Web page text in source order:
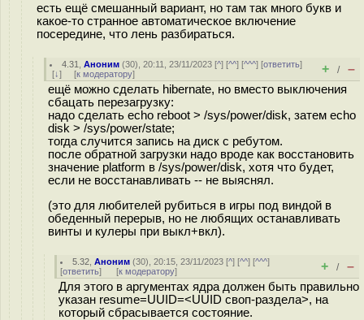
есть ещё смешанный вариант, но там так много букв и
какое-то странное автоматическое включение
посередине, что лень разбираться.
4.31 ,Аноним (30), 20:11, 23/11/2023 [^] [^^] [^^^] [ответить]
[↓] [к модератору] + / –
ещё можно сделать hibernate, но вместо выключения
сбацать перезагрузку:
надо сделать echo reboot > /sys/power/disk, затем echo
disk > /sys/power/state;
тогда случится запись на диск с ребутом.
после обратной загрузки надо вроде как восстановить
значение platform в /sys/power/disk, хотя что будет,
если не восстанавливать -- не выяснял.
(это для любителей рубиться в игры под виндой в
обеденный перерыв, но не любящих останавливать
винты и кулеры при выкл+вкл).
5.32 ,Аноним (30), 20:15, 23/11/2023 [^] [^^] [^^^]
[ответить] [к модератору] + / –
Для этого в аргументах ядра должен быть правильно
указан resume=UUID=<UUID своп-раздела>, на
который сбрасывается состояние.